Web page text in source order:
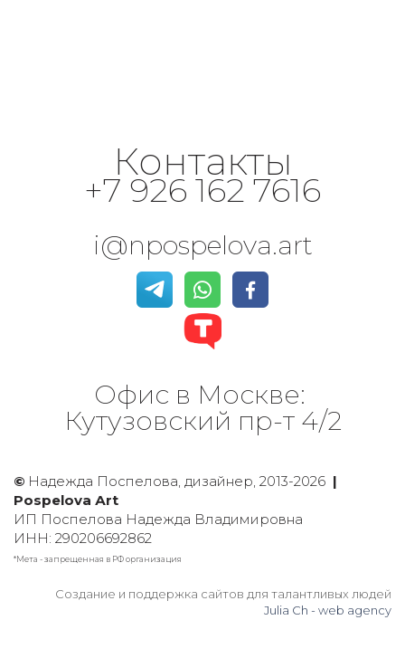
Контакты
+7 926 162 7616
i@npospelova.art
Офис в Москве:
Кутузовский пр-т 4/2
© Надежда Поспелова, дизайнер, 2013-2026 |
Рospelova Аrt
ИП Поспелова Надежда Владимировна
ИНН: 290206692862
*Мета - запрещенная в РФ организация
Создание и поддержка сайтов для талантливых людей
Julia Ch - web agency